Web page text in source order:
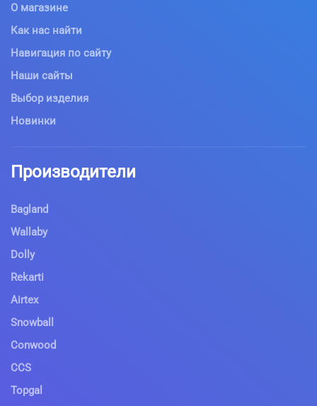
О магазине
Как нас найти
Навигация по сайту
Наши сайты
Выбор изделия
Новинки
Производители
Bagland
Wallaby
Dolly
Rekarti
Airtex
Snowball
Conwood
CCS
Topgal